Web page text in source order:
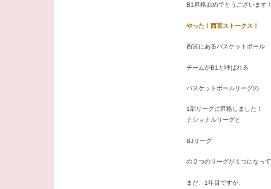
B1昇格おめでとうございます
やった！西宮ストークス！
西宮にあるバスケットボール
チームがB1と呼ばれる
バスケットボールリーグの
1部リーグに昇格しました！
ナショナルリーグと
BJリーグ
の２つのリーグが１つになって
まだ、1年目ですが、